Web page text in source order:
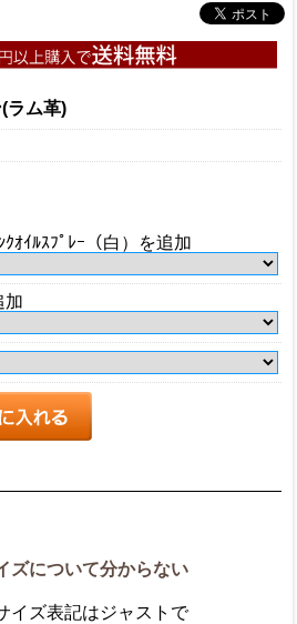
ラム革)
ｸｵｲﾙｽﾌﾟﾚｰ（白）を追加
加
ズについて分からない
イズ表記はジャストで